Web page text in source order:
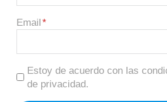
Email
Estoy de acuerdo con las
de privacidad.